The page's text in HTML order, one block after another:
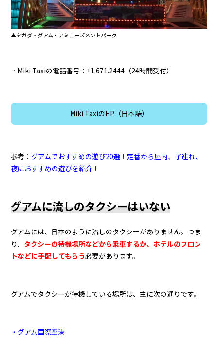
▲タガダ・グアム・アミューズメントパーク
・Miki Taxiの電話番号：+1.671.2444（24時間受付）
Miki TaxiのHP（日本語）
参考： グアムでおすすめの遊び20選！定番から屋内、子連れ、
夜におすすめの遊びを紹介！
グアムに流しのタクシーはいない
グアムには、日本のように流しのタクシーがありません。つま
り、 タクシーの待機場所などから乗車するか、ホテルのフロン
トなどに手配してもらう必要があります。
グアムでタクシーが待機している場所は、主に次の通りです。
・ グアム国際空港